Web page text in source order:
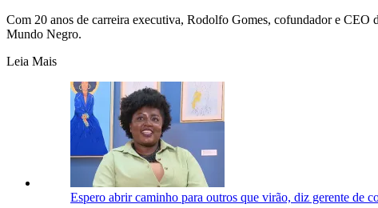
Com 20 anos de carreira executiva, Rodolfo Gomes, cofundador e
Mundo Negro.
Leia Mais
Espero abrir caminho para outros que virão, diz gerente de